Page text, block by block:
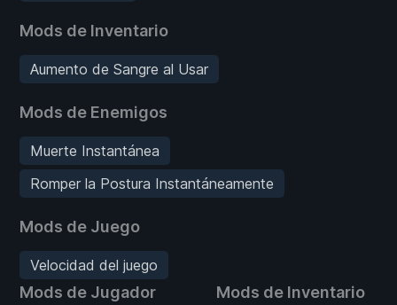
Mods de Inventario
Aumento de Sangre al Usar
Mods de Enemigos
Muerte Instantánea
Romper la Postura Instantáneamente
Mods de Juego
Velocidad del juego
Mods de Jugador Mods de Inventario